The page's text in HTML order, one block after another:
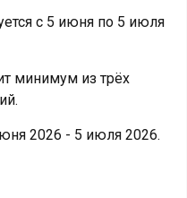
с 5 июня по 5 июля
минимум из трёх
2026 - 5 июля 2026.